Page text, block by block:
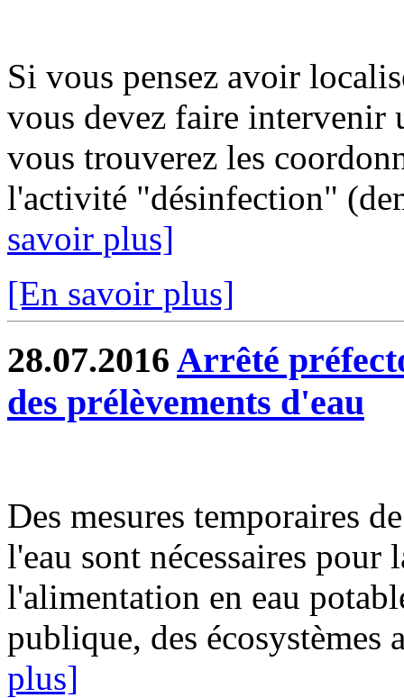
Si vous pensez avoir
vous devez faire intervenir
vous trouverez les
l'activité "désinfection"
savoir plus]
[En savoir plus]
28.07.2016 Arrêté
des prélèvements d'eau
Des mesures temporaires
l'eau sont nécessaires pour
l'alimentation en eau
publique, des écosystèmes
plus]